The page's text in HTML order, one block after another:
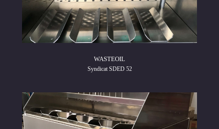
WASTEOIL
Syndicat SDED 52